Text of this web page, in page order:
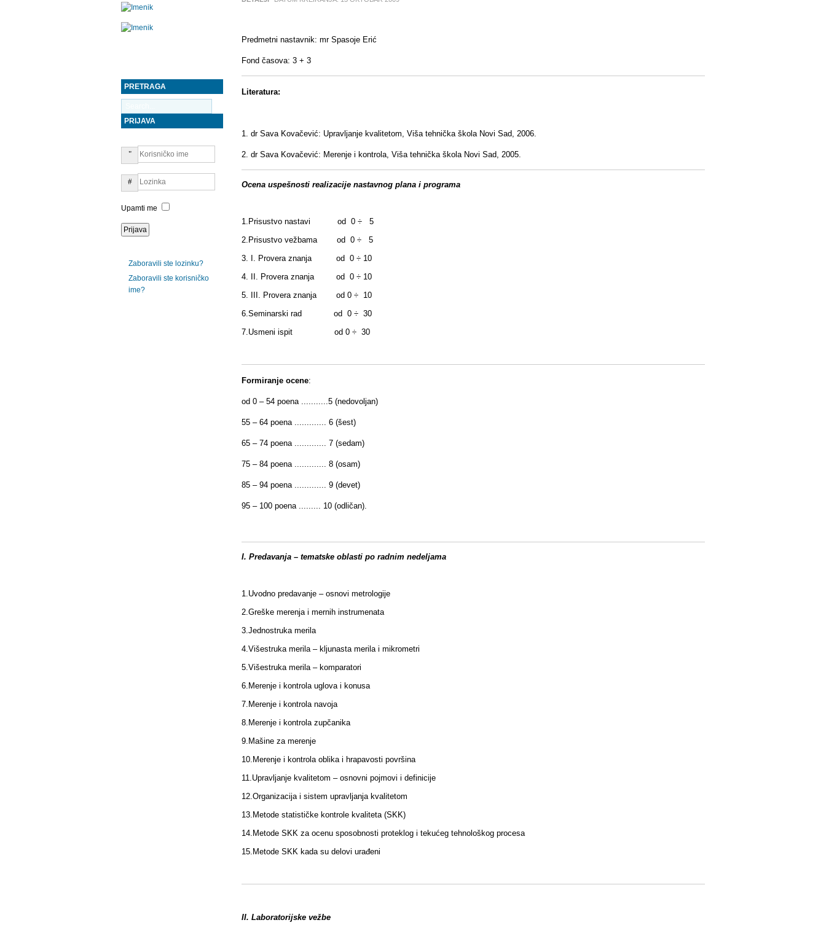
Predmetni nastavnik: mr Spasoje Erić
Fond časova: 3 + 3
Literatura:
1. dr Sava Kovačević: Upravljanje kvalitetom, Viša tehnička škola Novi Sad, 2006.
2. dr Sava Kovačević: Merenje i kontrola, Viša tehnička škola Novi Sad, 2005.
Ocena uspešnosti realizacije nastavnog plana i programa
1. Prisustvo nastavi od 0 ÷ 5
2. Prisustvo vežbama od 0 ÷ 5
3. I. Provera znanja od 0 ÷ 10
4. II. Provera znanja od 0 ÷ 10
5.
III. Provera znanja od 0 ÷ 10
6.Seminarski rad od 0 ÷ 30
7.Usmeni ispit od 0 ÷ 30
Formiranje ocene:
od 0 – 54 poena ...........5 (nedovoljan)
55 – 64 poena ............. 6 (šest)
65 – 74 poena ............. 7 (sedam)
75 – 84 poena ............. 8 (osam)
85 – 94 poena ............. 9 (devet)
95 – 100 poena ......... 10 (odličan).
I. Predavanja – tematske oblasti po radnim nedeljama
1.Uvodno predavanje – osnovi metrologije
2.Greške merenja i mernih instrumenata
3.Jednostruka merila
4.Višestruka merila – kljunasta merila i mikrometri
5.Višestruka merila – komparatori
6. Merenje i kontrola uglova i konusa
7. Merenje i kontrola navoja
8. Merenje i kontrola zupčanika
9. Mašine za merenje
10. Merenje i kontrola oblika i hrapavosti površina
11.Upravljanje kvalitetom – osnovni pojmovi i definicije
12.Organizacija i sistem upravljanja kvalitetom
13. Metode statističke kontrole kvaliteta (SKK)
14. Metode SKK za ocenu sposobnosti proteklog i tekućeg tehnološkog procesa
15. Metode SKK kada su delovi urađeni
II. Laboratorijske vežbe
PRETRAGA
PRIJAVA
Upamti me
Zaboravili ste lozinku?
Zaboravili ste korisničko
ime?